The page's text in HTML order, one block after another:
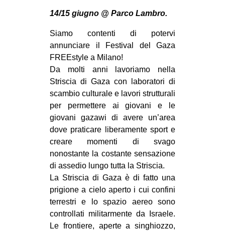
SPAZI
SPORT POPOLARE
MOVIMENTI
AMBIENTE
ANTIFASCISMO
DIRITTO ALL’ABITARE
MIGRAZIONI
PRECARIATO
REPRESSIONE
STUDENTI
14/15 giugno @ Parco Lambro.
Siamo contenti di potervi
annunciare il Festival del Gaza
FREEstyle a Milano!
Da molti anni lavoriamo nella
Striscia di Gaza con laboratori di
scambio culturale e lavori strutturali
per permettere ai giovani e le
giovani gazawi di avere un’area
dove praticare liberamente sport e
creare momenti di svago
nonostante la costante sensazione
di assedio lungo tutta la Striscia.
La Striscia di Gaza è di fatto una
prigione a cielo aperto i cui confini
terrestri e lo spazio aereo sono
controllati militarmente da Israele.
Le frontiere, aperte a singhiozzo,